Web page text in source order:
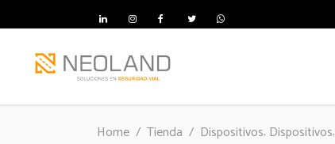
Home / Tienda / Dispositivos, Dispositivos,